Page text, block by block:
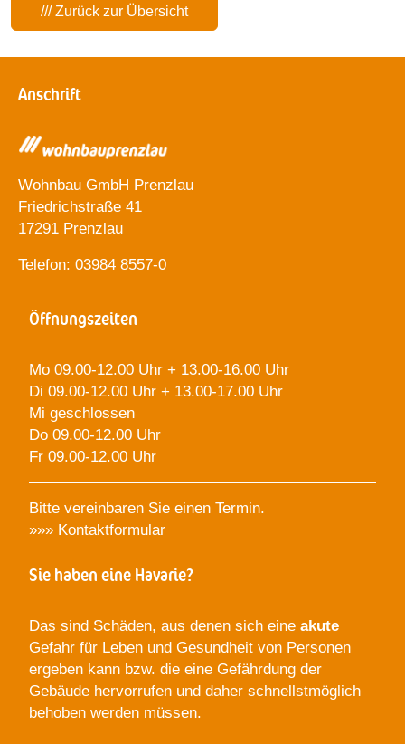
/// Zurück zur Übersicht
Anschrift
Wohnbau GmbH Prenzlau
Friedrichstraße 41
17291 Prenzlau
Telefon: 03984 8557-0
Öffnungszeiten
Mo 09.00-12.00 Uhr + 13.00-16.00 Uhr
Di 09.00-12.00 Uhr + 13.00-17.00 Uhr
Mi geschlossen
Do 09.00-12.00 Uhr
Fr 09.00-12.00 Uhr
Bitte vereinbaren Sie einen Termin.
»»» Kontaktformular
Sie haben eine Havarie?
Das sind Schäden, aus denen sich eine akute
Gefahr für Leben und Gesundheit von Personen
ergeben kann bzw. die eine Gefährdung der
Gebäude hervorrufen und daher schnellstmöglich
behoben werden müssen.